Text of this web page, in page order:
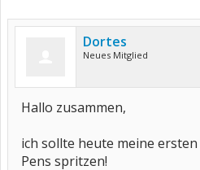
Dortes
Neues Mitglied
Hallo zusammen,
ich sollte heute meine
Pens spritzen!